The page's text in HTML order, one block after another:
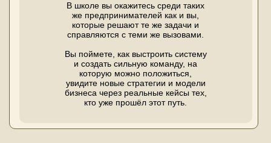
В школе вы окажитесь среди таких
же предпринимателей как и вы,
которые решают те же задачи и
справляются с теми же вызовами.
Вы поймете, как выстроить систему
и создать сильную команду, на
которую можно положиться,
увидите новые стратегии и модели
бизнеса через реальные кейсы тех,
кто уже прошёл этот путь.